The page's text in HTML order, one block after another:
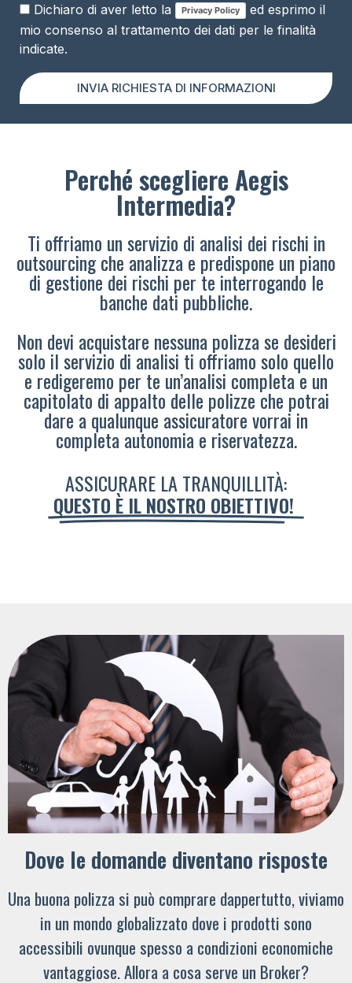
Dichiaro di aver letto la Privacy Policy
ed esprimo il
mio consenso al trattamento dei dati per le finalità
indicate.
INVIA RICHIESTA DI INFORMAZIONI
Perché scegliere Aegis
Intermedia?
Ti offriamo un servizio di analisi dei rischi in
outsourcing che analizza e predispone un piano
di gestione dei rischi per te interrogando le
banche dati pubbliche.
Non devi acquistare nessuna polizza se desideri
solo il servizio di analisi ti offriamo solo quello
e redigeremo per te un’analisi completa e un
capitolato di appalto delle polizze che potrai
dare a qualunque assicuratore vorrai in
completa autonomia e riservatezza.
ASSICURARE LA TRANQUILLITÀ:
QUESTO È IL NOSTRO OBIETTIVO!
Dove le domande diventano risposte
Una buona polizza si può comprare dappertutto, viviamo
in un mondo globalizzato dove i prodotti sono
accessibili ovunque spesso a condizioni economiche
vantaggiose. Allora a cosa serve un Broker?